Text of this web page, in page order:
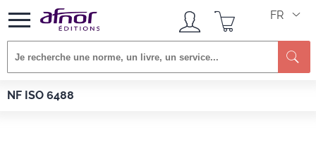
FR
NF ISO 6488
Afnor EDITIONS